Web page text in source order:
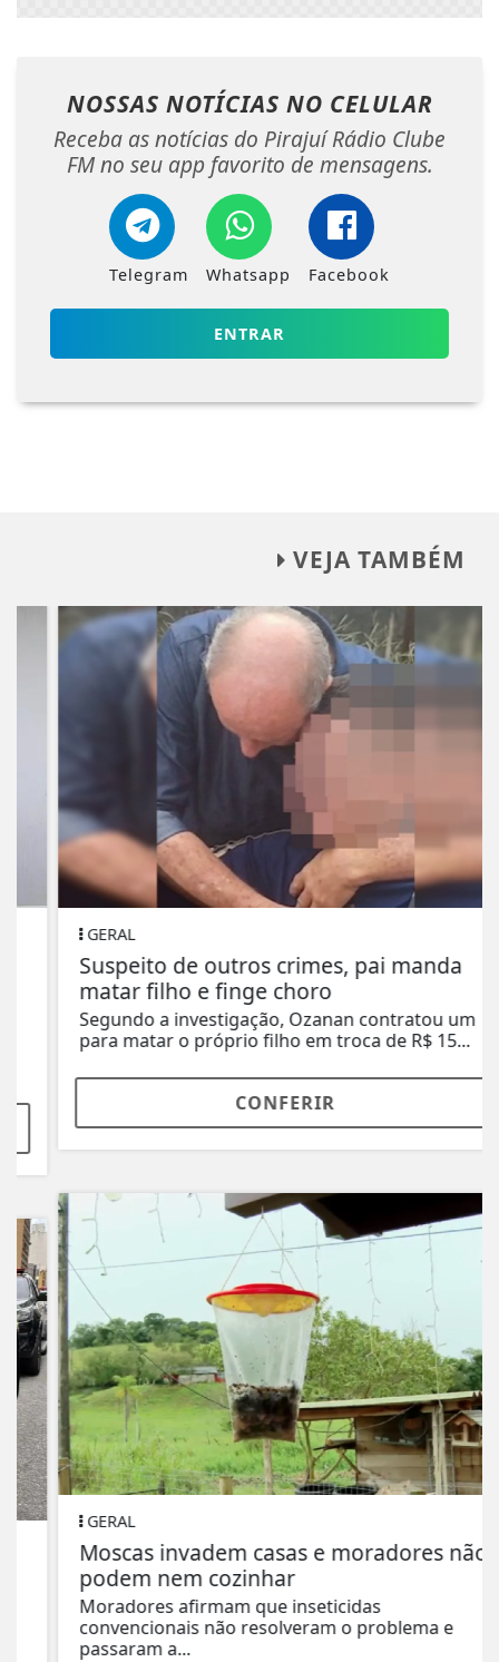
NOSSAS NOTÍCIAS NO CELULAR
Receba as notícias do Pirajuí Rádio Clube
FM no seu app favorito de mensagens.
Telegram Whatsapp Facebook
ENTRAR
VEJA TAMBÉM
GERAL
Suspeito de outros crimes, pai manda
matar filho e finge choro
Segundo a investigação, Ozanan contratou um
para matar o próprio filho em troca de R$ 15...
CONFERIR
GERAL
Moscas invadem casas e moradores não
podem nem cozinhar
Moradores afirmam que inseticidas
convencionais não resolveram o problema e
passaram a...